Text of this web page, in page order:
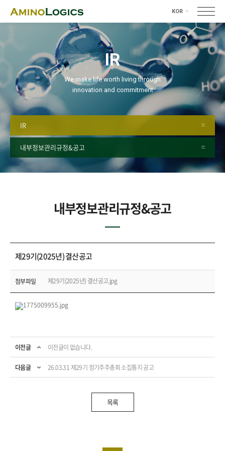
KOR
KOR
ENG
IR
We make life worth living through
innovation and commitment
IR
내부정보관리규정&공고
내부정보관리규정&공고
제29기(2025년) 결산공고
첨부파일 제29기(2025년) 결산공고.jpg
이전글 이전글이 없습니다.
다음글 26.03.31 제29기 정기주주총회 소집통지 공고
목록